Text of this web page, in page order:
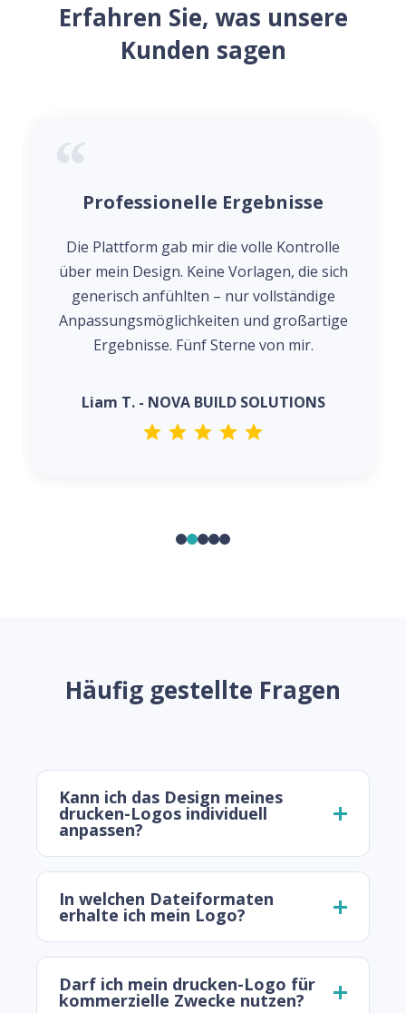
Erfahren Sie, was unsere
Kunden sagen
Professionelle Ergebnisse
Die Plattform gab mir die volle Kontrolle
über mein Design. Keine Vorlagen, die sich
generisch anfühlten – nur vollständige
Anpassungsmöglichkeiten und großartige
Ergebnisse. Fünf Sterne von mir.
Liam T. - NOVA BUILD SOLUTIONS
Häufig gestellte Fragen
Kann ich das Design meines
drucken-Logos individuell
anpassen?
In welchen Dateiformaten
erhalte ich mein Logo?
Darf ich mein drucken-Logo für
kommerzielle Zwecke nutzen?